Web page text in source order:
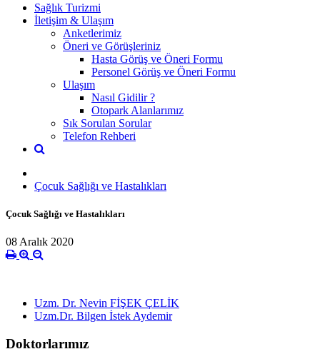
Sağlık Turizmi
İletişim & Ulaşım
Anketlerimiz
Öneri ve Görüşleriniz
Hasta Görüş ve Öneri Formu
Personel Görüş ve Öneri Formu
Ulaşım
Nasıl Gidilir ?
Otopark Alanlarımız
Sık Sorulan Sorular
Telefon Rehberi
Çocuk Sağlığı ve Hastalıkları
Çocuk Sağlığı ve Hastalıkları
08 Aralık 2020
Uzm. Dr. Nevin FİŞEK ÇELİK
Uzm.Dr. Bilgen İstek Aydemir
Doktorlarımız